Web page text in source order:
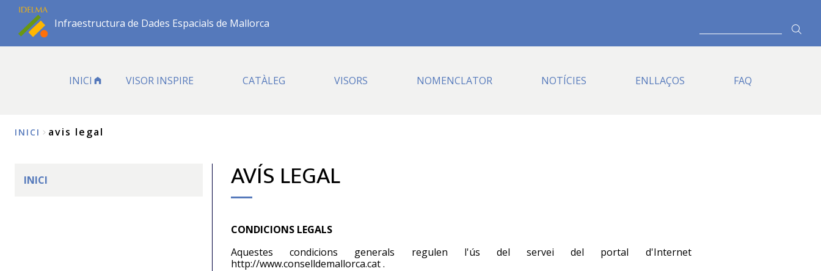
contingut
Infraestructura de Dades Espacials de Mallorca
INICI VISOR INSPIRE CATÀLEG VISORS NOMENCLATOR NOTÍCIES ENLLAÇOS FAQ
d'Ariadna
INICI avis legal
INICI AVÍS LEGAL
CONDICIONS LEGALS
Aquestes condicions generals regulen l'ús del servei del portal d'Internet
http://www.conselldemallorca.cat .